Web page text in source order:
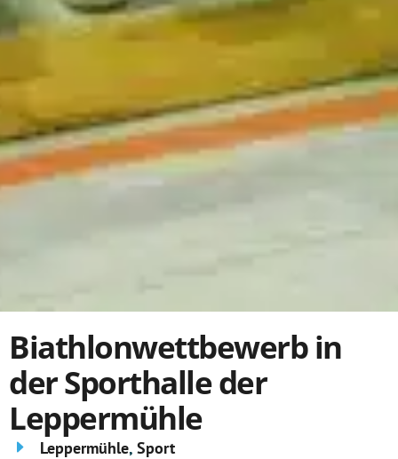
Biathlonwettbewerb in
der Sporthalle der
Leppermühle
Leppermühle, Sport